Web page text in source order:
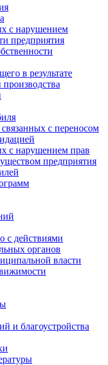
с нарушением
предприятия
в результате
с переносом
с нарушением прав
предприятия
с действиями
органов
власти
и благоустройства